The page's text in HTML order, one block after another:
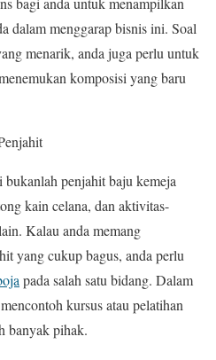
dalam menggarap bisnis ini. Soal
menarik, anda juga perlu untuk
komposisi yang baru
penjahit baju kemeja
kain celana, dan aktivitas-
Kalau anda memang
yang cukup bagus, anda perlu
pada salah satu bidang. Dalam
kursus atau pelatihan
banyak pihak.